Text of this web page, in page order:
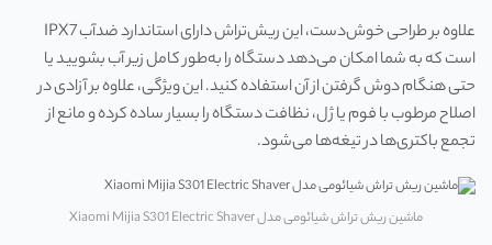
علاوه بر طراحی خوش‌دست، این ریش‌تراش دارای استاندارد ضدآب IPX7
است که به شما امکان می‌دهد دستگاه را به‌طور کامل زیر آب بشویید یا
حتی هنگام دوش گرفتن از آن استفاده کنید. این ویژگی، علاوه بر آزادی در
اصلاح مرطوب با فوم یا ژل، نظافت دستگاه را بسیار ساده کرده و مانع از
تجمع باکتری‌ها در تیغه‌ها می‌شود.
ماشین ریش تراش شیائومی مدل Xiaomi Mijia S301 Electric Shaver